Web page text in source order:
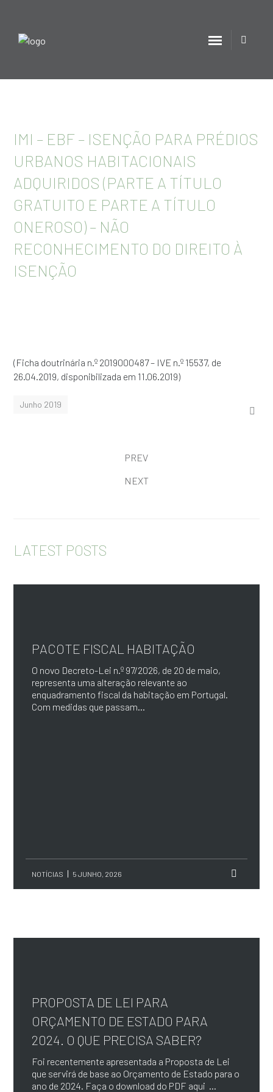
IMI – EBF – ISENÇÃO PARA PRÉDIOS
URBANOS HABITACIONAIS
ADQUIRIDOS (PARTE A TÍTULO
GRATUITO E PARTE A TÍTULO
ONEROSO) – NÃO
RECONHECIMENTO DO DIREITO À
ISENÇÃO
(Ficha doutrinária n.º 2019000487 – IVE n.º 15537, de
26.04.2019, disponibilizada em 11.06.2019)
Junho 2019
PREV
NEXT
LATEST POSTS
PACOTE FISCAL HABITAÇÃO
O novo Decreto-Lei n.º 97/2026, de 20 de maio,
representa uma alteração relevante ao
enquadramento fiscal da habitação em Portugal.
Com medidas que passam...
NOTÍCIAS 5 JUNHO, 2026
PROPOSTA DE LEI PARA
ORÇAMENTO DE ESTADO PARA
2024. O QUE PRECISA SABER?
Foi recentemente apresentada a Proposta de Lei
que servirá de base ao Orçamento de Estado para o
ano de 2024. Faça o download do PDF aqui ...